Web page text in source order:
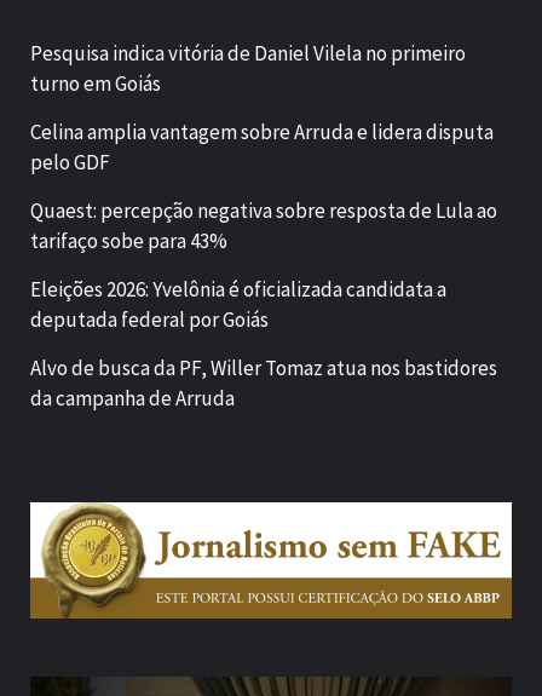
Pesquisa indica vitória de Daniel Vilela no primeiro
turno em Goiás
Celina amplia vantagem sobre Arruda e lidera disputa
pelo GDF
Quaest: percepção negativa sobre resposta de Lula ao
tarifaço sobe para 43%
Eleições 2026: Yvelônia é oficializada candidata a
deputada federal por Goiás
Alvo de busca da PF, Willer Tomaz atua nos bastidores
da campanha de Arruda